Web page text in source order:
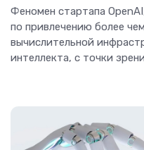
Феномен стартапа
по привлечению более
вычислительной
интеллекта, с точки